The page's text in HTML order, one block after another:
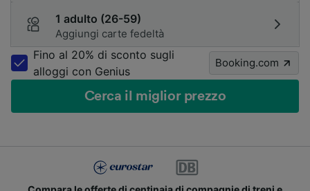
1 adulto (26-59)
Aggiungi carte fedeltà
Fino al 20% di sconto sugli
alloggi con Genius
Booking.com
Cerca il miglior prezzo